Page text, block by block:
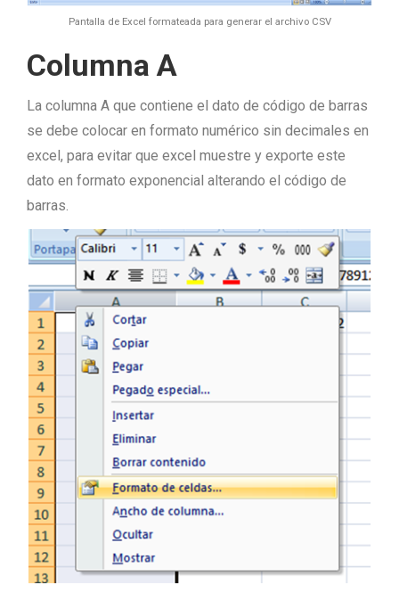
Pantalla de Excel formateada para generar el archivo CSV
Columna A
La columna A que contiene el dato de código de barras
se debe colocar en formato numérico sin decimales en
excel, para evitar que excel muestre y exporte este
dato en formato exponencial alterando el código de
barras.